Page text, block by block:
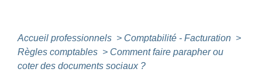
Accueil professionnels > Comptabilité - Facturation >
Règles comptables > Comment faire parapher ou
coter des documents sociaux ?